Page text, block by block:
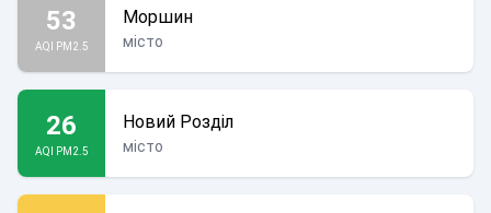
53
AQI PM2.5
Моршин
місто
26
AQI PM2.5
Новий Розділ
місто